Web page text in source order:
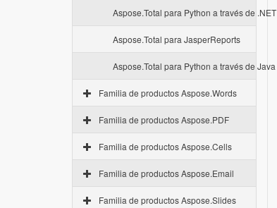
Aspose.Total para Python a través de .NET
Aspose.Total para JasperReports
Aspose.Total para Python a través de Java
Familia de productos Aspose.Words
Familia de productos Aspose.PDF
Familia de productos Aspose.Cells
Familia de productos Aspose.Email
Familia de productos Aspose.Slides